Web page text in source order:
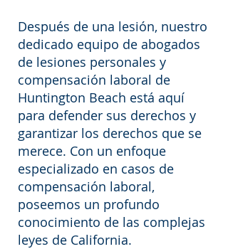
Después de una lesión, nuestro
dedicado equipo de abogados
de lesiones personales y
compensación laboral de
Huntington Beach está aquí
para defender sus derechos y
garantizar los derechos que se
merece. Con un enfoque
especializado en casos de
compensación laboral,
poseemos un profundo
conocimiento de las complejas
leyes de California.